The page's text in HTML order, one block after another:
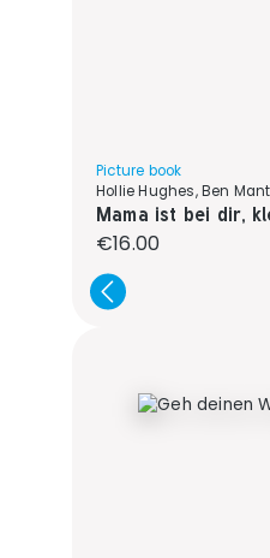
Picture book
Hollie Hughes, Ben
Mama ist bei dir,
Regular price:
€16.00